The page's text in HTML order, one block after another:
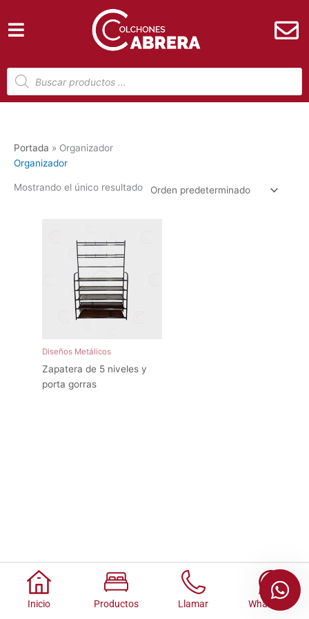
contenido
Búsqueda
de
productos
Portada » Organizador
Organizador
Mostrando el único resultado
Diseños Metálicos
Zapatera de 5 niveles y
porta gorras
Inicio Productos Llamar Whatsapp